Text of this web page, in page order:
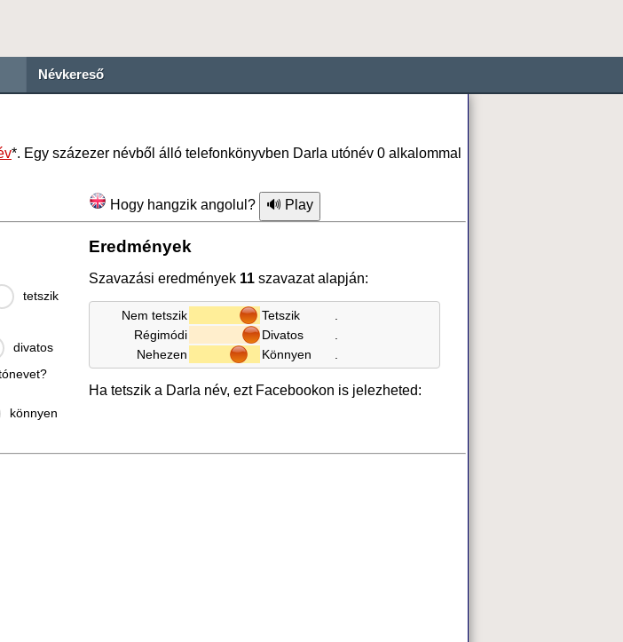
Névkereső
*. Egy százezer névből álló telefonkönyvben Darla utónév 0 alkalommal
Hogy hangzik angolul?
tetszik
divatos
könnyen
Eredmények
Szavazási eredmények 11 szavazat alapján:
Nem tetszik Tetszik
Régimódi
Divatos
Nehezen
Könnyen
Ha tetszik a Darla név, ezt Facebookon is jelezheted: